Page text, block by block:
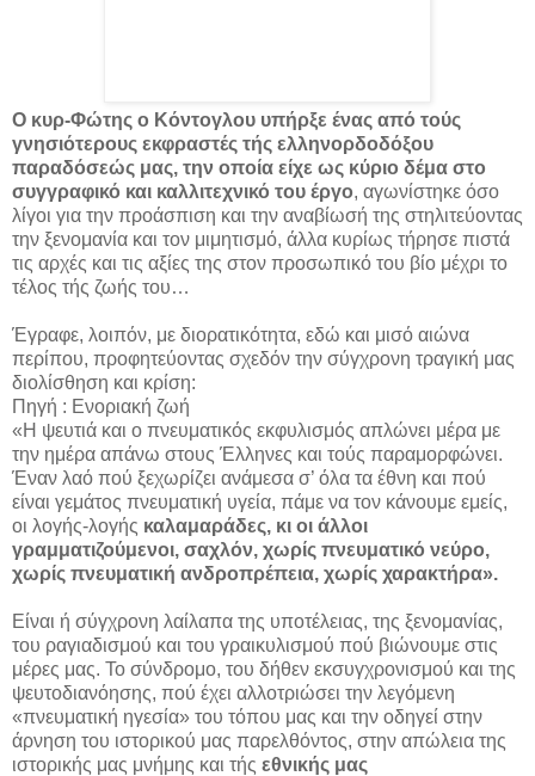
Ο κυρ-Φώτης ο Κόντογλου υπήρξε ένας από τούς
γνησιότερους εκφραστές τής ελληνορδοδόξου
παραδόσεώς μας, την οποία είχε ως κύριο δέμα στο
συγγραφικό και καλλιτεχνικό του έργο, αγωνίστηκε όσο
λίγοι για την προάσπιση και την αναβίωσή της στηλιτεύοντας
την ξενομανία και τον μιμητισμό, άλλα κυρίως τήρησε πιστά
τις αρχές και τις αξίες της στον προσωπικό του βίο μέχρι το
τέλος τής ζωής του…
Έγραφε, λοιπόν, με διορατικότητα, εδώ και μισό αιώνα
περίπου, προφητεύοντας σχεδόν την σύγχρονη τραγική μας
διολίσθηση και κρίση:
Πηγή : Ενοριακή ζωή
«Η ψευτιά και ο πνευματικός εκφυλισμός απλώνει μέρα με
την ημέρα απάνω στους Έλληνες και τούς παραμορφώνει.
Έναν λαό πού ξεχωρίζει ανάμεσα σ’ όλα τα έθνη και πού
είναι γεμάτος πνευματική υγεία, πάμε να τον κάνουμε εμείς,
οι λογής-λογής καλαμαράδες, κι οι άλλοι
γραμματιζούμενοι, σαχλόν, χωρίς πνευματικό νεύρο,
χωρίς πνευματική ανδροπρέπεια, χωρίς χαρακτήρα».
Είναι ή σύγχρονη λαίλαπα της υποτέλειας, της ξενομανίας,
του ραγιαδισμού και του γραικυλισμού πού βιώνουμε στις
μέρες μας. Το σύνδρομο, του δήθεν εκσυγχρονισμού και της
ψευτοδιανόησης, πού έχει αλλοτριώσει την λεγόμενη
«πνευματική ηγεσία» του τόπου μας και την οδηγεί στην
άρνηση του ιστορικού μας παρελθόντος, στην απώλεια της
ιστορικής μας μνήμης και τής εθνικής μας